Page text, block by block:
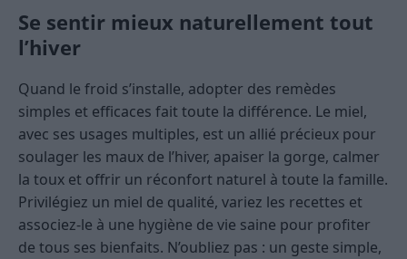
Se sentir mieux naturellement tout
l’hiver
Quand le froid s’installe, adopter des remèdes
simples et efficaces fait toute la différence. Le miel,
avec ses usages multiples, est un allié précieux pour
soulager les maux de l’hiver, apaiser la gorge, calmer
la toux et offrir un réconfort naturel à toute la famille.
Privilégiez un miel de qualité, variez les recettes et
associez-le à une hygiène de vie saine pour profiter
de tous ses bienfaits. N’oubliez pas : un geste simple,